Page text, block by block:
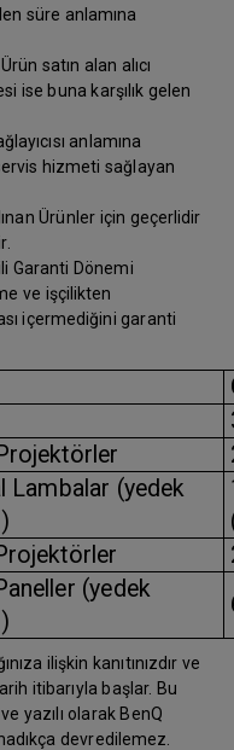
süre anlamına
satın alan alıcı
ise buna karşılık gelen
anlamına
hizmeti sağlayan
Ürünler için geçerlidir
Garanti Dönemi
ve işçilikten
içermediğini garanti
Lambalar (yedek
(yedek
ilişkin kanıtınızdır ve
itibarıyla başlar. Bu
yazılı olarak BenQ
devredilemez.